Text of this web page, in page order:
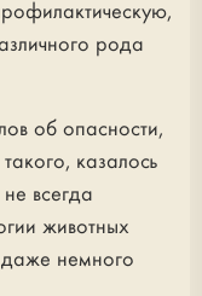
рода
об опасности,
казалось
всегда
животных
немного